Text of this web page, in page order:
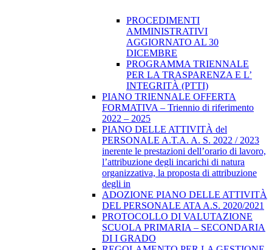
PROCEDIMENTI
AMMINISTRATIVI
AGGIORNATO AL 30
DICEMBRE
PROGRAMMA TRIENNALE
PER LA TRASPARENZA E L’
INTEGRITÀ (PTTI)
PIANO TRIENNALE OFFERTA
FORMATIVA – Triennio di riferimento
2022 – 2025
PIANO DELLE ATTIVITÀ del
PERSONALE A.T.A. A. S. 2022 / 2023
inerente le prestazioni dell’orario di lavoro,
l’attribuzione degli incarichi di natura
organizzativa, la proposta di attribuzione
degli in
ADOZIONE PIANO DELLE ATTIVITÀ
DEL PERSONALE ATA A.S. 2020/2021
PROTOCOLLO DI VALUTAZIONE
SCUOLA PRIMARIA – SECONDARIA
DI I GRADO